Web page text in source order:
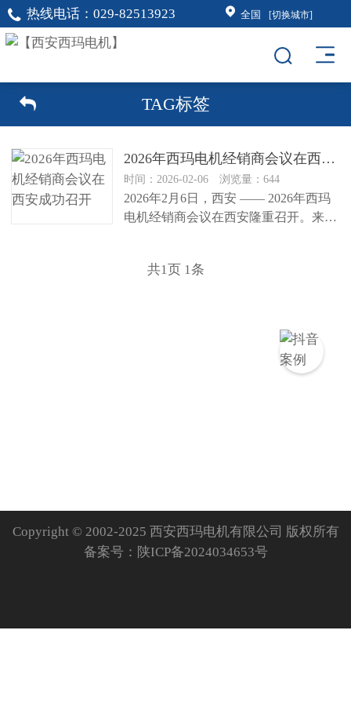
热线电话： 029-82513923 全国 [切换城市]
TAG标签
2026年西玛电机经销商会议在西安成功召开
时间：2026-02-06 浏览量：644
2026年2月6日，西安 —— 2026年西玛
电机经销商会议在西安隆重召开。来自
共1页 1条
Copyright © 2002-2025 西安西玛电机有限公司 版权所有
备案号： 陕ICP备2024034653号